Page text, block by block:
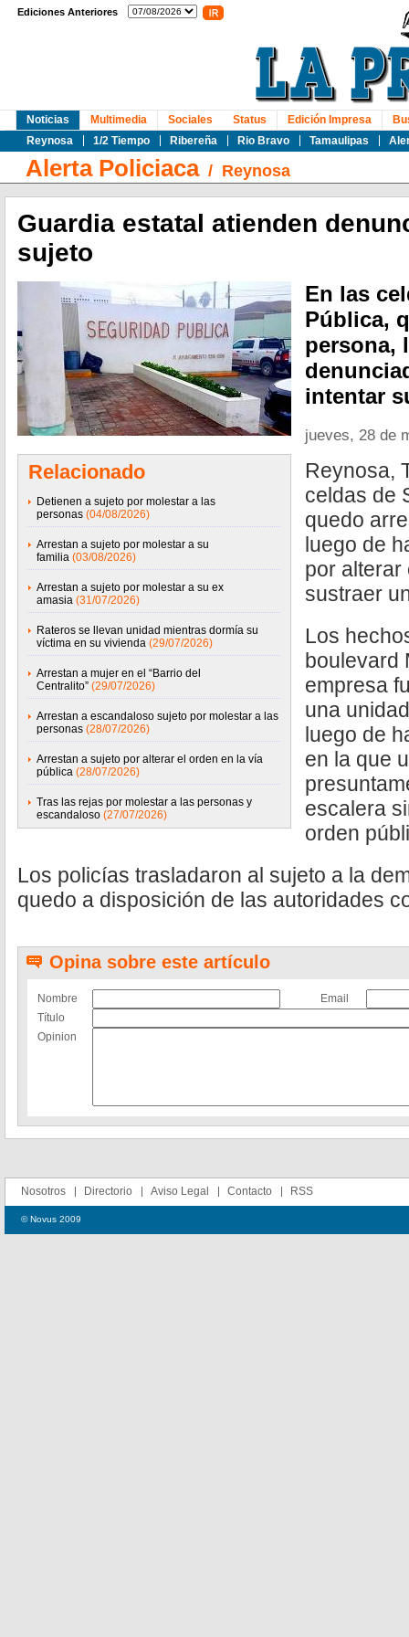
Ediciones Anteriores
Noticias
Reynosa
1/2 Tiempo Ribereña Rio Bravo Tamaulipas
Multimedia Sociales Status Edición Impresa
Alerta Policiaca/ Reynosa
Guardia estatal atienden
sujeto
Relacionado
Detienen a sujeto por molestar a las
personas (04/08/2026)
Arrestan a sujeto por molestar a su
familia (03/08/2026)
Arrestan a sujeto por molestar a su ex
amasia (31/07/2026)
Rateros se llevan unidad mientras dormía su
víctima en su vivienda (29/07/2026)
Arrestan a mujer en el “Barrio del
Centralito” (29/07/2026)
Arrestan a escandaloso sujeto por molestar a las
personas (28/07/2026)
Arrestan a sujeto por alterar el orden en la vía
pública (28/07/2026)
Tras las rejas por molestar a las personas y
escandaloso (27/07/2026)
En las
Pública,
persona,
intentar
jueves, 28 de
Reynosa,
celdas de
quedo
luego de
por alterar
sustraer
Los
boulevard
empresa
una
luego de
en la que
escalera
orden
Los policías trasladaron al sujeto a la
quedo a disposición de las autoridades
Opina sobre este artículo
Nombre
Email
Título
Opinion
Nosotros Directorio Aviso Legal Contacto RSS
© Novus 2009